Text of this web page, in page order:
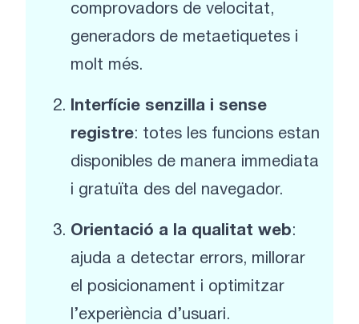
comprovadors de velocitat,
generadors de metaetiquetes i
molt més.
Interfície senzilla i sense
registre: totes les funcions estan
disponibles de manera immediata
i gratuïta des del navegador.
Orientació a la qualitat web:
ajuda a detectar errors, millorar
el posicionament i optimitzar
l’experiència d’usuari.